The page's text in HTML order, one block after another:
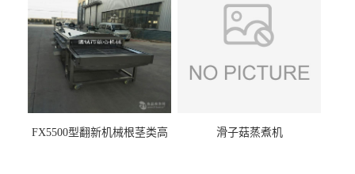
FX5500型翻新机械根茎类高
滑子菇蒸煮机